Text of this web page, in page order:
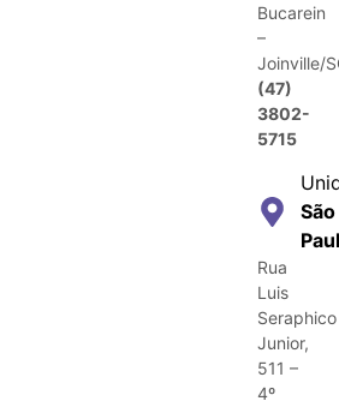
Bucarein
–
Joinville/
(47)
3802-
5715
São
Rua
Luis
Seraphico
Junior,
511 –
4º